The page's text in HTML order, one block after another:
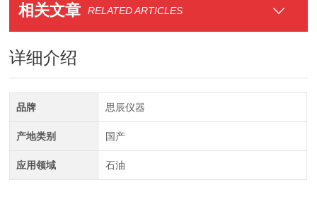
相关文章 RELATED ARTICLES
详细介绍
品牌 思辰仪器
产地类别 国产
应用领域 石油